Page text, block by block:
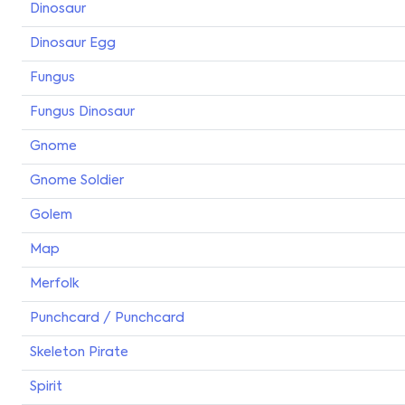
Dinosaur
Dinosaur Egg
Fungus
Fungus Dinosaur
Gnome
Gnome Soldier
Golem
Map
Merfolk
Punchcard / Punchcard
Skeleton Pirate
Spirit